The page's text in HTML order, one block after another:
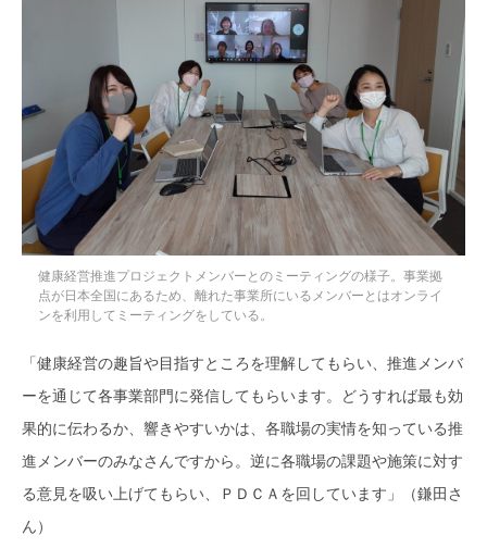
健康経営推進プロジェクトメンバーとのミーティングの様子。事業拠
点が日本全国にあるため、離れた事業所にいるメンバーとはオンライ
ンを利用してミーティングをしている。
「健康経営の趣旨や目指すところを理解してもらい、推進メンバ
ーを通じて各事業部門に発信してもらいます。どうすれば最も効
果的に伝わるか、響きやすいかは、各職場の実情を知っている推
進メンバーのみなさんですから。逆に各職場の課題や施策に対す
る意見を吸い上げてもらい、ＰＤＣＡを回しています」（鎌田さ
ん）